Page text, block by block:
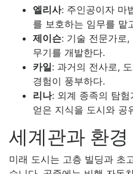
엘리사: 주인공이자 마
를 보호하는 임무를 맡
제이슨: 기술 전문가로
무기를 개발한다.
카일: 과거의 전사로,
경험이 풍부하다.
리나: 외계 종족의 탐
얻은 지식을 도시와 공
세계관과 환경
미래 도시는 고층 빌딩과 초